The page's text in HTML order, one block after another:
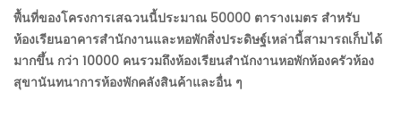
พื้นที่ของโครงการเสฉวนนี้ประมาณ 50000 ตารางเมตร สำหรับ
ห้องเรียนอาคารสำนักงานและหอพักสิ่งประดิษฐ์เหล่านี้สามารถเก็บได้
มากขึ้น กว่า 10000 คนรวมถึงห้องเรียนสำนักงานหอพักห้องครัวห้อง
สุขานันทนาการห้องพักคลังสินค้าและอื่น ๆ